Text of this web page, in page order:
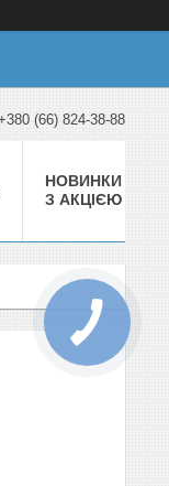
(66) 824-38-88
НОВИНКИ
З АКЦІЄЮ